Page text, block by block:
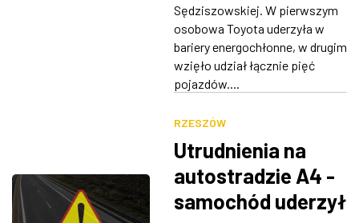
Sędziszowskiej. W pierwszym
osobowa Toyota uderzyła w
bariery energochłonne, w drugim
wzięło udział łącznie pięć
pojazdów....
RZESZÓW
Utrudnienia na
autostradzie A4 -
samochód uderzył